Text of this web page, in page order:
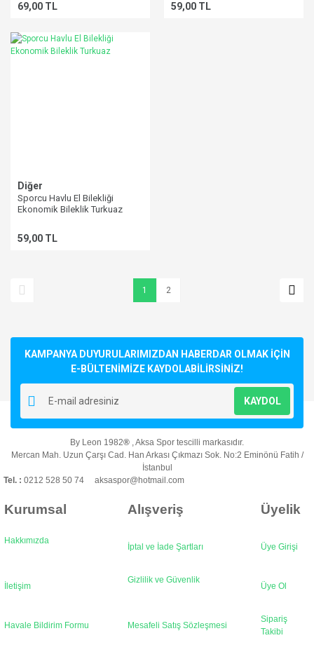
69,00 TL 59,00 TL
Diğer
Sporcu Havlu El Bilekliği
Ekonomik Bileklik Turkuaz
59,00 TL
1 2
KAMPANYA DUYURULARIMIZDAN HABERDAR OLMAK İÇİN
E-BÜLTENİMİZE KAYDOLABİLİRSİNİZ!
KAYDOL
By Leon 1982® , Aksa Spor tescilli markasıdır.
Mercan Mah. Uzun Çarşı Cad. Han Arkası Çıkmazı Sok. No:2 Eminönü Fatih /
İstanbul
Tel. : 0212 528 50 74 aksaspor@hotmail.com
Kurumsal Alışveriş Üyelik
Hakkımızda
İptal ve İade Şartları Üye Girişi
İletişim
Gizlilik ve Güvenlik
Üye Ol
Havale Bildirim Formu Mesafeli Satış Sözleşmesi
Sipariş
Takibi